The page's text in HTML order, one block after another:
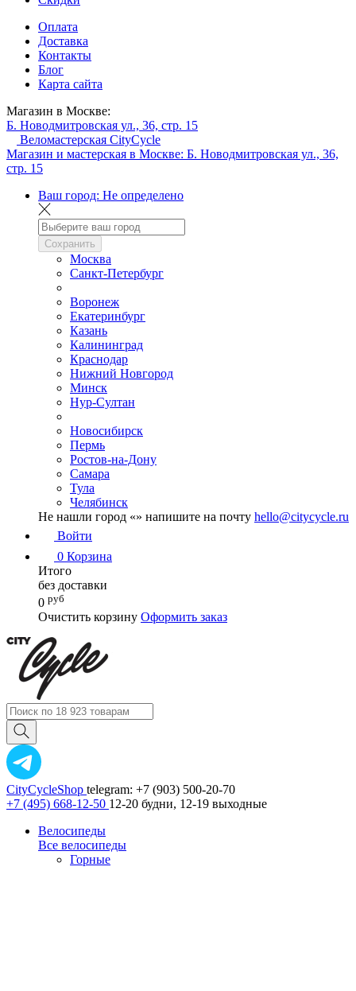
Оплата
Доставка
Контакты
Блог
Карта сайта
Магазин в Москве:
Б. Новодмитровская ул., 36, стр. 15
Веломастерская CityCycle
Магазин и мастерская в Москве: Б. Новодмитровская ул., 36,
стр. 15
Ваш город: Не определено
Сохранить
Москва
Санкт-Петербург
Воронеж
Екатеринбург
Казань
Калининград
Краснодар
Нижний Новгород
Минск
Нур-Султан
Новосибирск
Пермь
Ростов-на-Дону
Самара
Тула
Челябинск
Не нашли город «» напишите на почту hello@citycycle.ru
Войти
0 Корзина
Итого
без доставки
0 руб
Очистить корзину Оформить заказ
CityCycleShop telegram: +7 (903) 500-20-70
+7 (495) 668-12-50 12-20 будни, 12-19 выходные
Велосипеды
Все велосипеды
Горные